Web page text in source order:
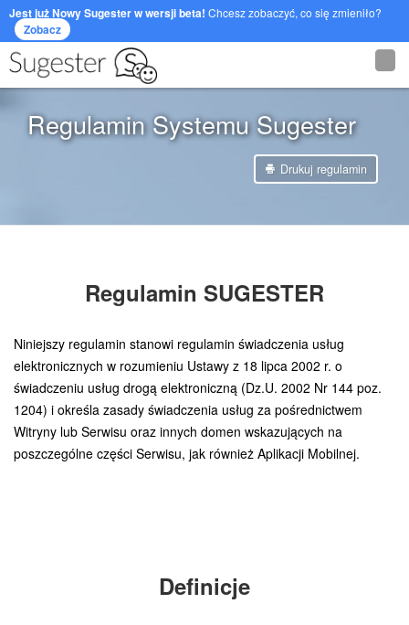
Jest już Nowy Sugester w wersji beta! Chcesz zobaczyć, co się zmieniło?
Zobacz
Regulamin Systemu Sugester
Drukuj regulamin
Regulamin SUGESTER
Niniejszy regulamin stanowi regulamin świadczenia usług
elektronicznych w rozumieniu Ustawy z 18 lipca 2002 r. o
świadczeniu usług drogą elektroniczną (Dz.U. 2002 Nr 144 poz.
1204) i określa zasady świadczenia usług za pośrednictwem
Witryny lub Serwisu oraz innych domen wskazujących na
poszczególne części Serwisu, jak również Aplikacji Mobilnej.
Definicje